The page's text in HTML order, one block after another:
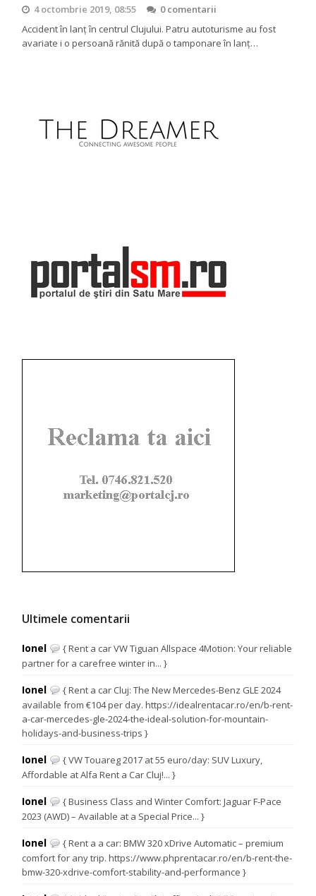
4 octombrie 2019, 08:55
0 comentarii
Accident în lanţ în centrul Clujului. Patru autoturisme au fost
avariate i o persoană rănită după o tamponare în lanţ…
Ultimele comentarii
Ionel
{ Rent a car VW Tiguan Allspace 4Motion: Your reliable
partner for a carefree winter in... }
Ionel
{ Rent a car Cluj: The New Mercedes-Benz GLE 2024
available from €104 per day. https://idealrentacar.ro/en/b-rent-
a-car-mercedes-gle-2024-the-ideal-solution-for-mountain-
holidays-and-business-trips }
Ionel
{ VW Touareg 2017 at 55 euro/day: SUV Luxury,
Affordable at Alfa Rent a Car Cluj!... }
Ionel
{ Business Class and Winter Comfort: Jaguar F-Pace
2023 (AWD) – Available at a Special Price... }
Ionel
{ Rent a a car: BMW 320 xDrive Automatic – premium
comfort for any trip. https://www.phprentacar.ro/en/b-rent-the-
bmw-320-xdrive-comfort-stability-and-performance }